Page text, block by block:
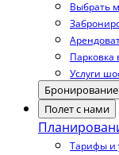
Выбрать
Парковка
Услуги
Полет с нами
Тарифы и